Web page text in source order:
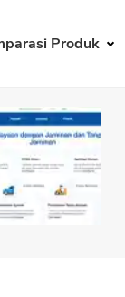
Produk